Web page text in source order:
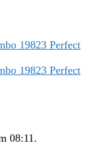
19823 Perfect
19823 Perfect
08:11.